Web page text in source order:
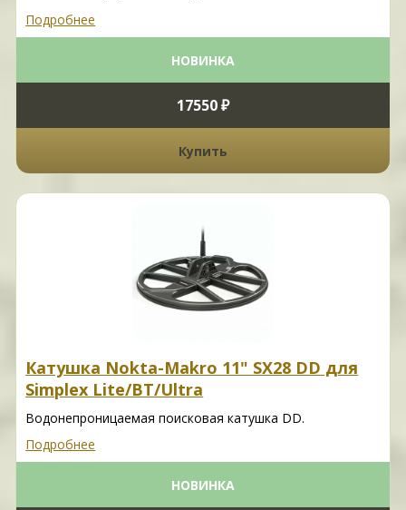
Подробнее
НОВИНКА
17550 ₽
Купить
Катушка Nokta-Makro 11" SX28 DD для
Simplex Lite/BT/Ultra
Водонепроницаемая поисковая катушка DD.
Подробнее
НОВИНКА